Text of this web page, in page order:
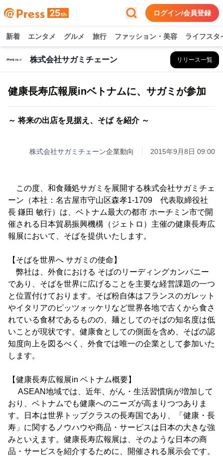
ログイン/会員登録
新着 エンタメ グルメ 旅行 ファッション・美容 ライフスタ
株式会社サガミチェーン リリース一覧
健康長寿広報展inベトナムに、サガミが参加
～ 将来の出店を見据え、そば を紹介 ～
株式会社サガミチェーン企業動向 2015年9月8日 09:00
この度、和食麺処サガミを展開する株式会社サガミチェ
ーン（本社：名古屋市守山区森孝1-1709 代表取締役社
長 鎌田 敏行）は、ベトナム最大の都市 ホーチミン市で開
催される日本貿易振興機構（ジェトロ）主催の健康長寿広
報展において、そばを提供いたします。
【そばを世界へ サガミの使命】
弊社は、外食における そばのリーディングカンパニー
であり、そばを世界に広げることを主要な経営課題の一つ
と位置付けております。そば粉自体はフランスのガレット
やイタリアのピッツォッケリなど世界各地で古くから食さ
れている食材であるものの、麺としてのそばの知名度は低
いことが現状です。健康食としての側面を含め、そばの認
知度向上を図るべく、外食では唯一の企業として参加いた
します。
【健康長寿広報展in ベトナム概要】
ASEAN地域では、近年、がん・生活習慣病が増加して
おり、ベトナムでも健康へのニーズが高まりつつありま
す。日本は世界トップクラスの長寿国であり、「健康・長
寿」に関するノウハウや商品・サービスは日本の大きな強
みといえます。健康長寿広報展は、そのような日本の商
品・サービスを紹介するために、開催される展示会です。